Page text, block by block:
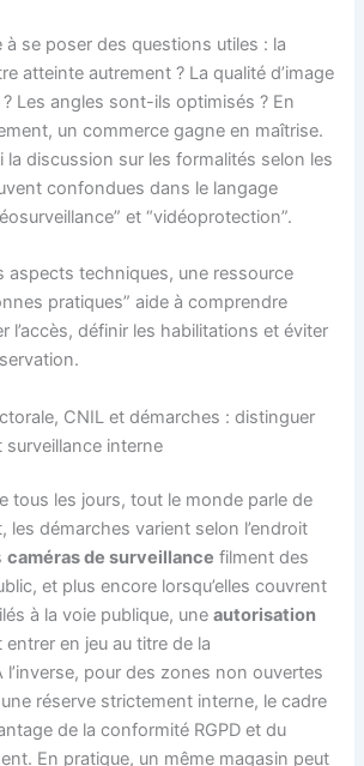
à se poser des questions utiles : la
atteinte autrement ? La qualité d’image
Les angles sont-ils optimisés ? En
un commerce gagne en maîtrise.
la discussion sur les formalités selon les
confondues dans le langage
et “vidéoprotection”.
aspects techniques, une ressource
pratiques” aide à comprendre
l’accès, définir les habilitations et éviter
CNIL et démarches : distinguer
interne
tous les jours, tout le monde parle de
les démarches varient selon l’endroit
caméras de surveillance filment des
et plus encore lorsqu’elles couvrent
à la voie publique, uneautorisation
entrer en jeu au titre de la
pour des zones non ouvertes
réserve strictement interne, le cadre
de la conformité RGPD et du
En pratique, un même magasin peut